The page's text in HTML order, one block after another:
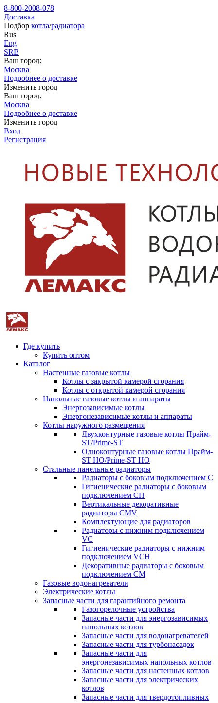
8-800-2008-078
Доставка
Подбор котла/радиатора
Rus
Eng
SRB
Ваш город:
Москва
Подробнее о доставке
Изменить город
Ваш город:
Москва
Подробнее о доставке
Изменить город
Вход
Регистрация
Где купить
Купить оптом
Каталог
Настенные газовые котлы
Котлы с закрытой камерой сгорания
Котлы с открытой камерой сгорания
Напольные газовые котлы и аппараты
Энергозависимые котлы
Энергонезависимые котлы и аппараты
Котлы наружного размещения
Двухконтурные газовые котлы Прайм-
ST/Prime-ST
Одноконтурные газовые котлы Прайм-
ST HO/Prime-ST HO
Стальные панельные радиаторы
Радиаторы c боковым подключением C
Гигиенические радиаторы c боковым
подключением CH
Вертикальные декоративные
радиаторы CMV
Комплектующие для радиаторов
Радиаторы c нижним подключением
VC
Гигиенические радиаторы c нижним
подключением VCH
Декоративные радиаторы с боковым
подключением CM
Газовые водонагреватели
Электрические котлы
Запасные части для гарантийного ремонта
Газогорелочные устройства
Запасные части для энергозависимых
напольных котлов
Запасные части для водонагревателей
Запасные части для турбонасадок
Запасные части для
энергонезависимых напольных котлов
Запасные части для настенных котлов
Запасные части для электрических
котлов
Запасные части для твердотопливных